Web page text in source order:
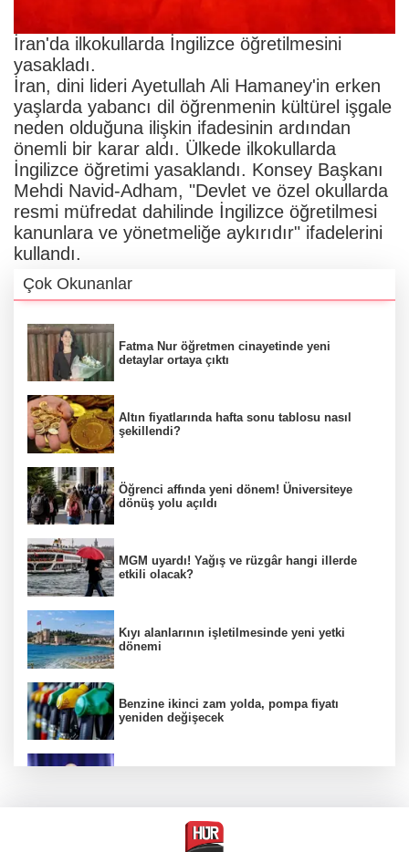
İran'da ilkokullarda İngilizce öğretilmesini
yasakladı.
İran, dini lideri Ayetullah Ali Hamaney'in erken
yaşlarda yabancı dil öğrenmenin kültürel işgale
neden olduğuna ilişkin ifadesinin ardından
önemli bir karar aldı. Ülkede ilkokullarda
İngilizce öğretimi yasaklandı. Konsey Başkanı
Mehdi Navid-Adham, "Devlet ve özel okullarda
resmi müfredat dahilinde İngilizce öğretilmesi
kanunlara ve yönetmeliğe aykırıdır" ifadelerini
kullandı.
Çok Okunanlar
Fatma Nur öğretmen cinayetinde yeni
detaylar ortaya çıktı
Altın fiyatlarında hafta sonu tablosu nasıl
şekillendi?
Öğrenci affında yeni dönem! Üniversiteye
dönüş yolu açıldı
MGM uyardı! Yağış ve rüzgâr hangi illerde
etkili olacak?
Kıyı alanlarının işletilmesinde yeni yetki
dönemi
Benzine ikinci zam yolda, pompa fiyatı
yeniden değişecek
Başsavcılıktan Muzaffer Şirin hakkında